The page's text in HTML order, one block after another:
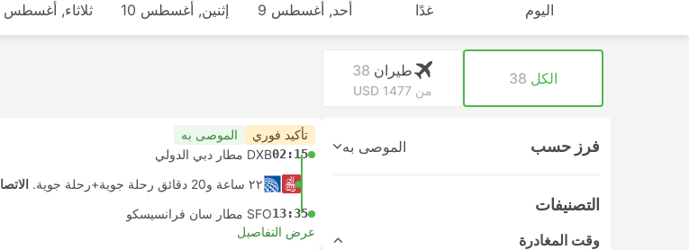
اليوم غدًا أحد, أغسطس 9 إثنين, أغسطس 10 ثلاثاء, أغسطس 11
الكل 38 طيران 38
من USD 1477
فرز حسب الموصى به
التصنيفات
وقت المغادرة
تأكيد فوري الموصى به
02:15DXB مطار دبي الدولي
٢٢ ساعة و‫20 دقائق رحلة جوية+رحلة جوية.
الاتصال الذاتي
13:35SFO مطار سان فرانسيسكو
عرض التفاصيل